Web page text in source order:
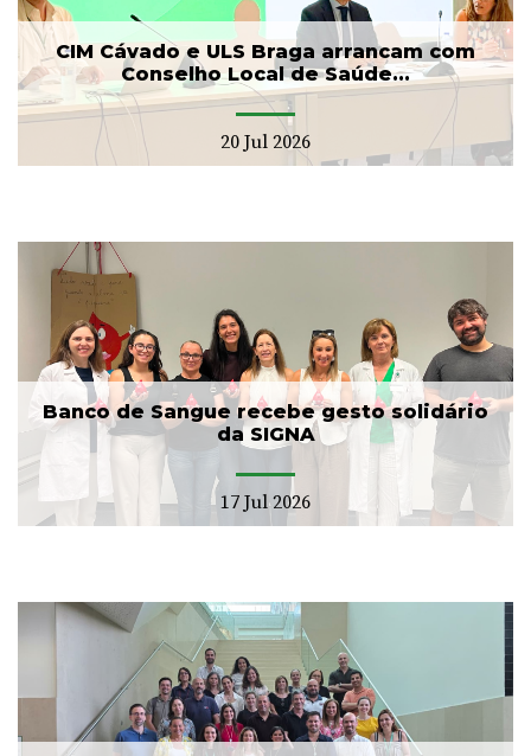
CIM Cávado e ULS Braga arrancam com
Conselho Local de Saúde...
20 Jul 2026
Banco de Sangue recebe gesto solidário
da SIGNA
17 Jul 2026